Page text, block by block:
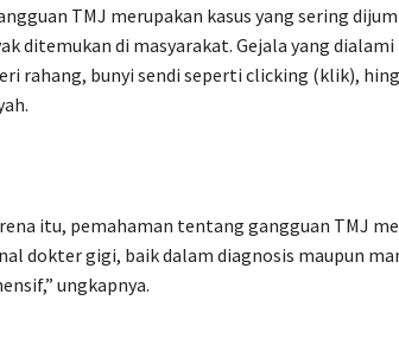
TMJ merupakan kasus yang sering
ditemukan di masyarakat. Gejala yang
rahang, bunyi sendi seperti clicking (klik),
itu, pemahaman tentang gangguan TMJ
dokter gigi, baik dalam diagnosis maupun
ungkapnya.